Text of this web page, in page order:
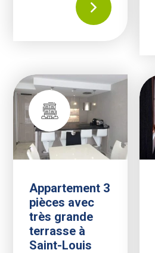
Appartement 3
pièces avec
très grande
terrasse à
Saint-Louis